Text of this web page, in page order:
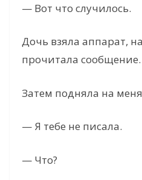
— Вот что случилось.
Дочь взяла аппарат,
прочитала сообщение.
Затем подняла на меня
— Я тебе не писала.
— Что?